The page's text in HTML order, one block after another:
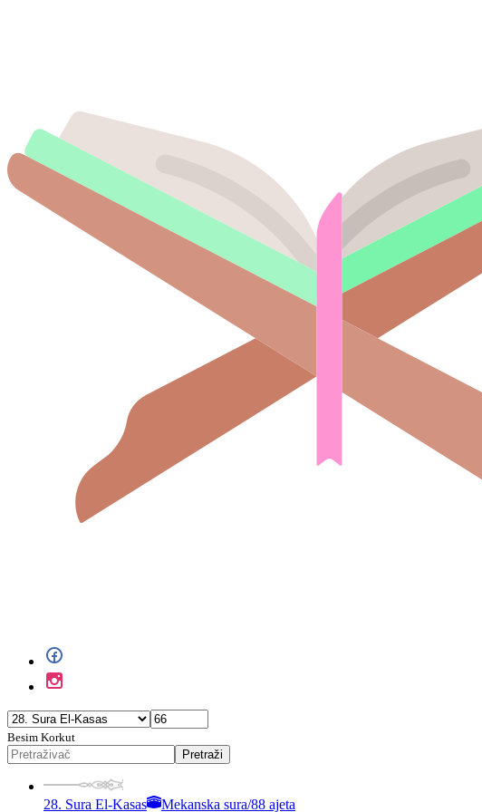
Besim Korkut
Pretraži
28. Sura El-Kasas Mekanska sura/88 ajeta